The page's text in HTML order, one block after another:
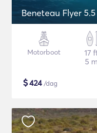
Beneteau Flyer
Motorboot
17
5 m
$424/dag